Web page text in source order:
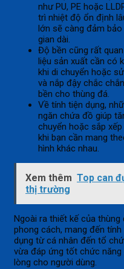
như PU, PE hoặc
trì nhiệt độ ổn định
lớn sẽ càng đảm
gian dài.
Độ bền cũng rất
liệu sản xuất cần có
khi di chuyển hoặc
và nắp đậy chắc
bền cho thùng đá.
Về tính tiện dụng,
ngăn chứa đồ giúp
chuyển hoặc sắp
khi bạn cần mang
hình khác nhau.
Xem thêm Top can
thị trường
Ngoài ra thiết kế của
phong cách, mang đến
dụng từ cá nhân đến tổ
vừa đáp ứng tốt chức
lòng cho người dùng.